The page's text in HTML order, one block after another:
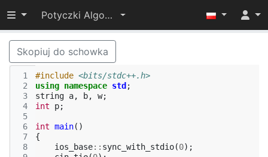
Przełącz widoczność menu
Potyczki Algorytmiczne 2022
Skopiuj do schowka
1
2
3
4
5
6
7
8
#include <bits/stdc++.h>
using namespace std ;
string a, b, w;
int
p;
int main()
{
ios_base:: sync_with_stdio(0);